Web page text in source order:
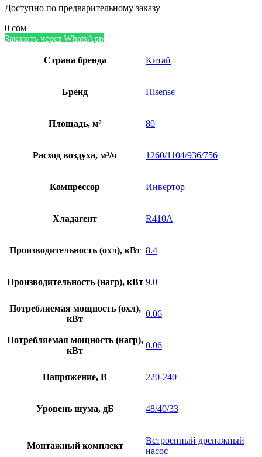
Доступно по предварительному заказу
0 сом
Заказать через WhatsApp
Страна бренда Китай
Бренд Hisense
Площадь, м² 80
Расход воздуха, м³/ч 1260/1104/936/756
Компрессор Инвертор
Хладагент R410A
Производительность (охл), кВт 8.4
Производительность (нагр), кВт 9.0
Потребляемая мощность (охл),
кВт
0.06
Потребляемая мощность (нагр),
кВт
0.06
Напряжение, В 220-240
Уровень шума, дБ 48/40/33
Монтажный комплект
Встроенный дренажный
насос